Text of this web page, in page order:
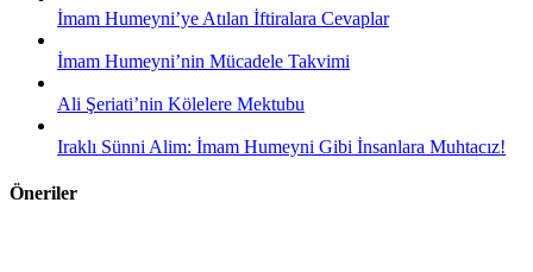
İmam Humeyni’ye Atılan İftiralara Cevaplar
İmam Humeyni’nin Mücadele Takvimi
Ali Şeriati’nin Kölelere Mektubu
Iraklı Sünni Alim: İmam Humeyni Gibi İnsanlara Muhtacız!
Öneriler